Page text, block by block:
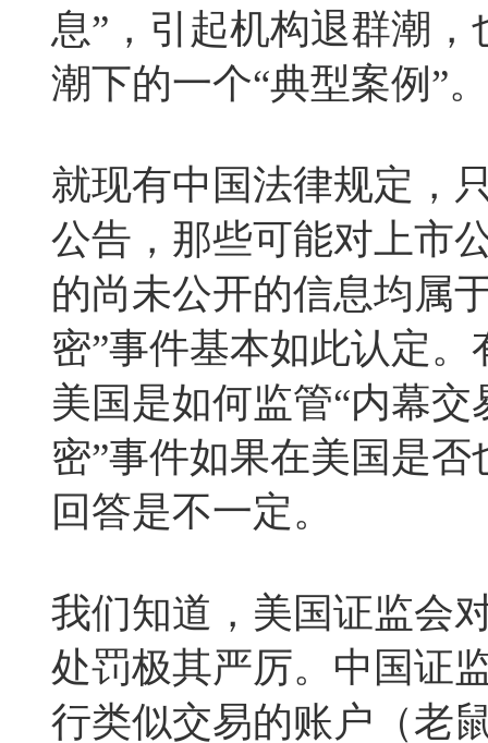
息”，引起机构退群潮
潮下的一个“典型案例”。
就现有中国法律规定，
公告，那些可能对上市
的尚未公开的信息均属
密”事件基本如此认定
美国是如何监管“内幕
密”事件如果在美国是
回答是不一定。
我们知道，美国证监会
处罚极其严厉。中国证
行类似交易的账户（老